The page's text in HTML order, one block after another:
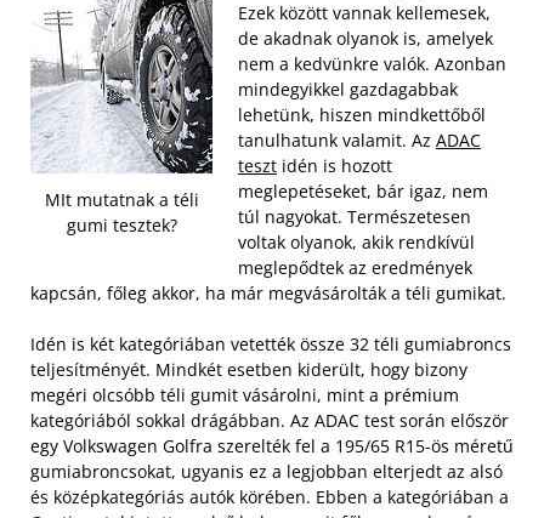
MIt mutatnak a téli
gumi tesztek?
Ezek között vannak kellemesek,
de akadnak olyanok is, amelyek
nem a kedvünkre valók. Azonban
mindegyikkel gazdagabbak
lehetünk, hiszen mindkettőből
tanulhatunk valamit. Az ADAC
teszt idén is hozott
meglepetéseket, bár igaz, nem
túl nagyokat. Természetesen
voltak olyanok, akik rendkívül
meglepődtek az eredmények
kapcsán, főleg akkor, ha már megvásárolták a téli gumikat.
Idén is két kategóriában vetették össze 32 téli gumiabroncs
teljesítményét. Mindkét esetben kiderült, hogy bizony
megéri olcsóbb téli gumit vásárolni, mint a prémium
kategóriából sokkal drágábban. Az ADAC test során először
egy Volkswagen Golfra szerelték fel a 195/65 R15-ös méretű
gumiabroncsokat, ugyanis ez a legjobban elterjedt az alsó
és középkategóriás autók körében. Ebben a kategóriában a